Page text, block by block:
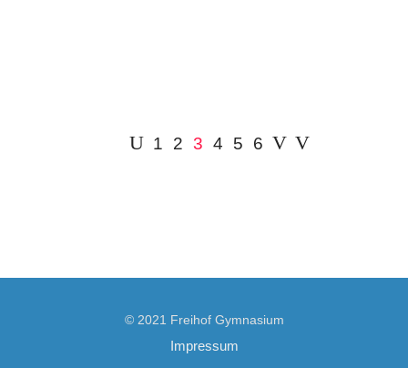
1 2 3 4 5 6
© 2021 Freihof Gymnasium
Impressum